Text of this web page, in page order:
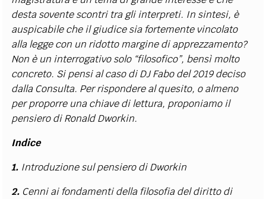
desta sovente scontri tra gli interpreti. In sintesi, è
auspicabile che il giudice sia fortemente vincolato
alla legge con un ridotto margine di apprezzamento?
Non è un interrogativo solo “filosofico”, bensì molto
concreto. Si pensi al caso di DJ Fabo del 2019 deciso
dalla Consulta. Per rispondere al quesito, o almeno
per proporre una chiave di lettura, proponiamo il
pensiero di Ronald Dworkin.
Indice
1. Introduzione sul pensiero di Dworkin
2. Cenni ai fondamenti della filosofia del diritto di